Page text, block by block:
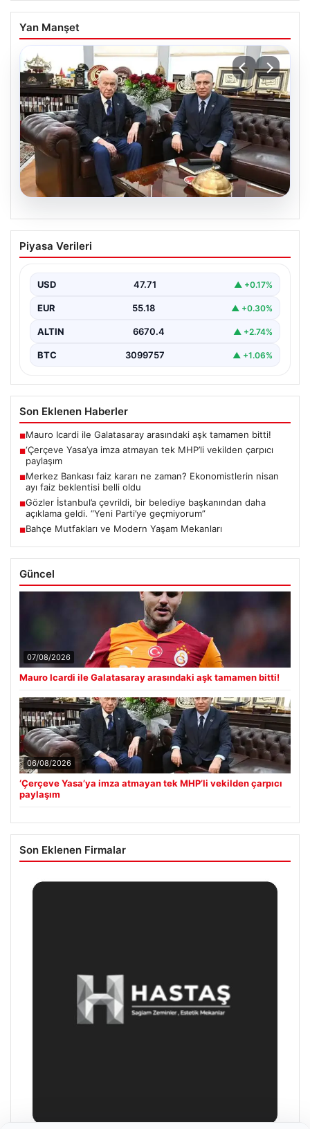
Yan Manşet
06.08.2026
‘Çerçeve Yasa’ya imza atmayan tek
MHP’li vekilden çarpıcı paylaşım
Piyasa Verileri
USD 47.71 ▲ +0.17%
EUR 55.18 ▲ +0.30%
ALTIN 6670.4 ▲ +2.74%
BTC 3099757 ▲ +1.06%
Son Eklenen Haberler
■Mauro Icardi ile Galatasaray arasındaki aşk tamamen bitti!
■‘Çerçeve Yasa’ya imza atmayan tek MHP’li vekilden çarpıcı
paylaşım
■Merkez Bankası faiz kararı ne zaman? Ekonomistlerin nisan
ayı faiz beklentisi belli oldu
■Gözler İstanbul’a çevrildi, bir belediye başkanından daha
açıklama geldi. “Yeni Parti’ye geçmiyorum”
■Bahçe Mutfakları ve Modern Yaşam Mekanları
Güncel
07/08/2026
Mauro Icardi ile Galatasaray arasındaki aşk tamamen bitti!
06/08/2026
‘Çerçeve Yasa’ya imza atmayan tek MHP’li vekilden çarpıcı
paylaşım
Son Eklenen Firmalar